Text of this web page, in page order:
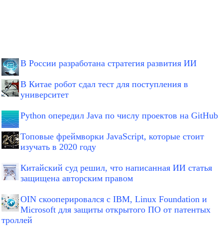
В России разработана стратегия развития ИИ
В Китае робот сдал тест для поступления в
университет
Python опередил Java по числу проектов на GitHub
Топовые фреймворки JavaScript, которые стоит
изучать в 2020 году
Китайский суд решил, что написанная ИИ статья
защищена авторским правом
OIN скооперировался с IBM, Linux Foundation и
Microsoft для защиты открытого ПО от патентых
троллей